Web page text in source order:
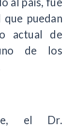
puedan
actual de
de los
el Dr.